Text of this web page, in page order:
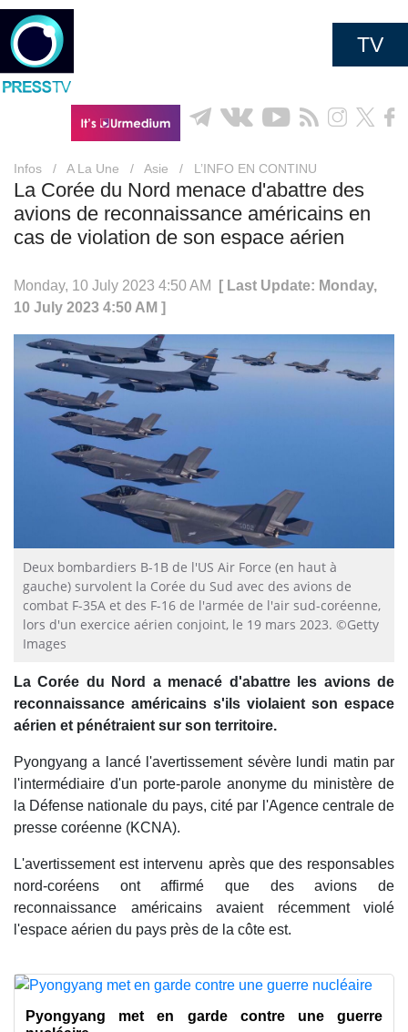
TV
Infos / A La Une / Asie / L’INFO EN CONTINU
La Corée du Nord menace d'abattre des
avions de reconnaissance américains en
cas de violation de son espace aérien
Monday, 10 July 2023 4:50 AM
[ Last Update: Monday,
10 July 2023 4:50 AM ]
Deux bombardiers B-1B de l'US Air Force (en haut à
gauche) survolent la Corée du Sud avec des avions de
combat F-35A et des F-16 de l'armée de l'air sud-coréenne,
lors d'un exercice aérien conjoint, le 19 mars 2023. ©Getty
Images
La Corée du Nord a menacé d'abattre les avions de
reconnaissance américains s'ils violaient son espace
aérien et pénétraient sur son territoire.
Pyongyang a lancé l'avertissement sévère lundi matin par
l'intermédiaire d'un porte-parole anonyme du ministère de
la Défense nationale du pays, cité par l'Agence centrale de
presse coréenne (KCNA).
L'avertissement est intervenu après que des responsables
nord-coréens ont affirmé que des avions de
reconnaissance américains avaient récemment violé
l'espace aérien du pays près de la côte est.
Pyongyang met en garde contre une guerre